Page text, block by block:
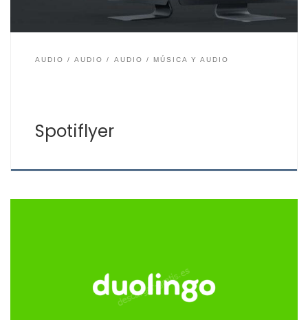
AUDIO AUDIO AUDIO MÚSICA Y AUDIO
Spotiflyer
conocida y que ha demostrado que su método
didáctico es la práctica con el modelo en el cual la
máquina enseña al alumno según su aprendizaje día a
día. Duolingo ofrece idiomas para aprender como el